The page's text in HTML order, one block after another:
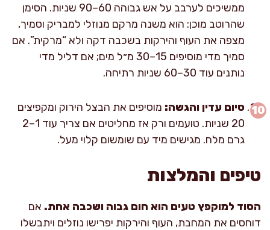
ממשיכים לערבב על אש גבוהה 60–90 שניות. הסימן
שהרוטב מוכן: הוא משנה מרקם מנוזלי למבריק וסמיך,
מצפה את העוף והירקות בשכבה דקה ולא “מרקית”. אם
סמיך מדי מוסיפים 15–30 מ״ל מים; אם דליל מדי
נותנים עוד 30–60 שניות רתיחה.
סיום עדין והגשה: מוסיפים את הבצל הירוק ומקפיצים
20 שניות. טועמים ורק אז מחליטים אם צריך עוד 1–2
גרם מלח. מגישים מיד עם שומשום קלוי מעל.
טיפים והמלצות
הסוד למוקפץ טעים הוא חום גבוה ושכבה אחת. אם
דוחסים את המחבת, העוף והירקות יפרישו נוזלים ויתבשלו